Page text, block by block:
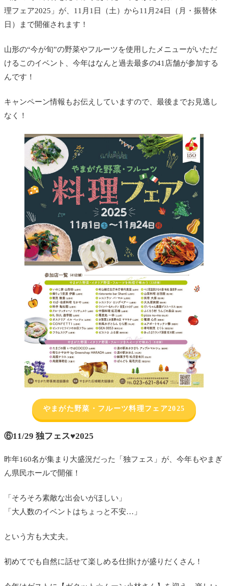
理フェア2025」が、11月1日（土）から11月24日（月・振替休
日）まで開催されます！
山形の“今が旬”の野菜やフルーツを使用したメニューがいただ
けるこのイベント、今年はなんと過去最多の41店舗が参加する
んです！
キャンペーン情報もお伝えしていますので、最後までお見逃し
なく！
やまがた野菜・フルーツ料理フェア2025
⑥11/29 独フェス♥2025
昨年160名が集まり大盛況だった「独フェス」が、今年もやまぎ
ん県民ホールで開催！
「そろそろ素敵な出会いがほしい」
「大人数のイベントはちょっと不安…」
という方も大丈夫。
初めてでも自然に話せて楽しめる仕掛けが盛りだくさん！